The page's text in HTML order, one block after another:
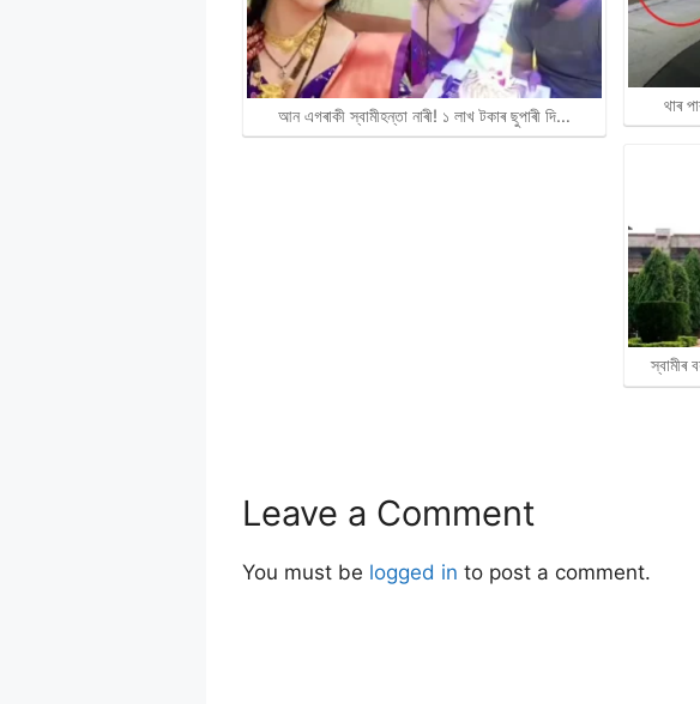
আন এগৰাকী স্বামীহন্তা নাৰী! ১ লাখ টকাৰ ছুপাৰী দি…
থাৰ
Leave a Comment
You must be logged in to post a comment.